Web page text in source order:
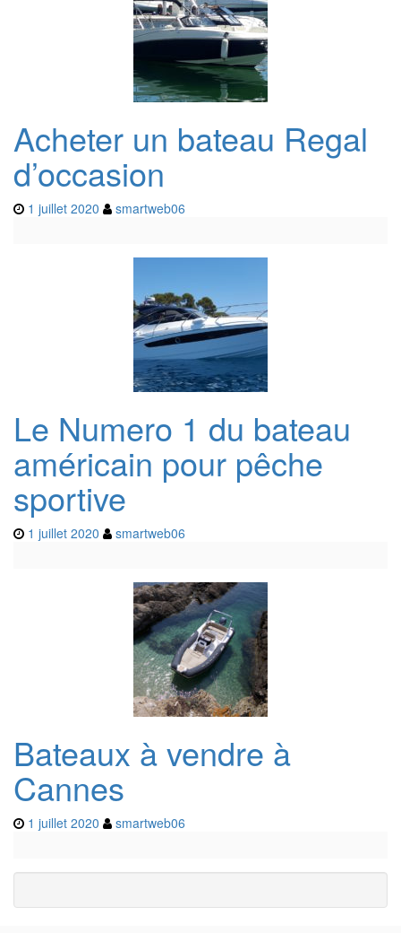
Acheter un bateau Regal
d’occasion
1 juillet 2020 smartweb06
Le Numero 1 du bateau
américain pour pêche
sportive
1 juillet 2020 smartweb06
Bateaux à vendre à
Cannes
1 juillet 2020 smartweb06